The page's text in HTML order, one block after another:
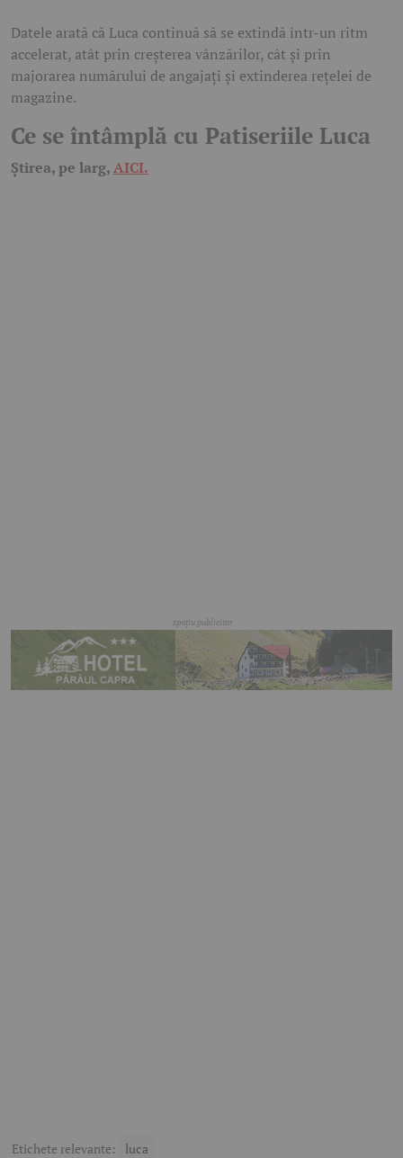
Datele arată că Luca continuă să se extindă într-un ritm
accelerat, atât prin creșterea vânzărilor, cât și prin
majorarea numărului de angajați și extinderea rețelei de
magazine.
Ce se întâmplă cu Patiseriile Luca
Știrea, pe larg,AICI.
Etichete relevante: luca